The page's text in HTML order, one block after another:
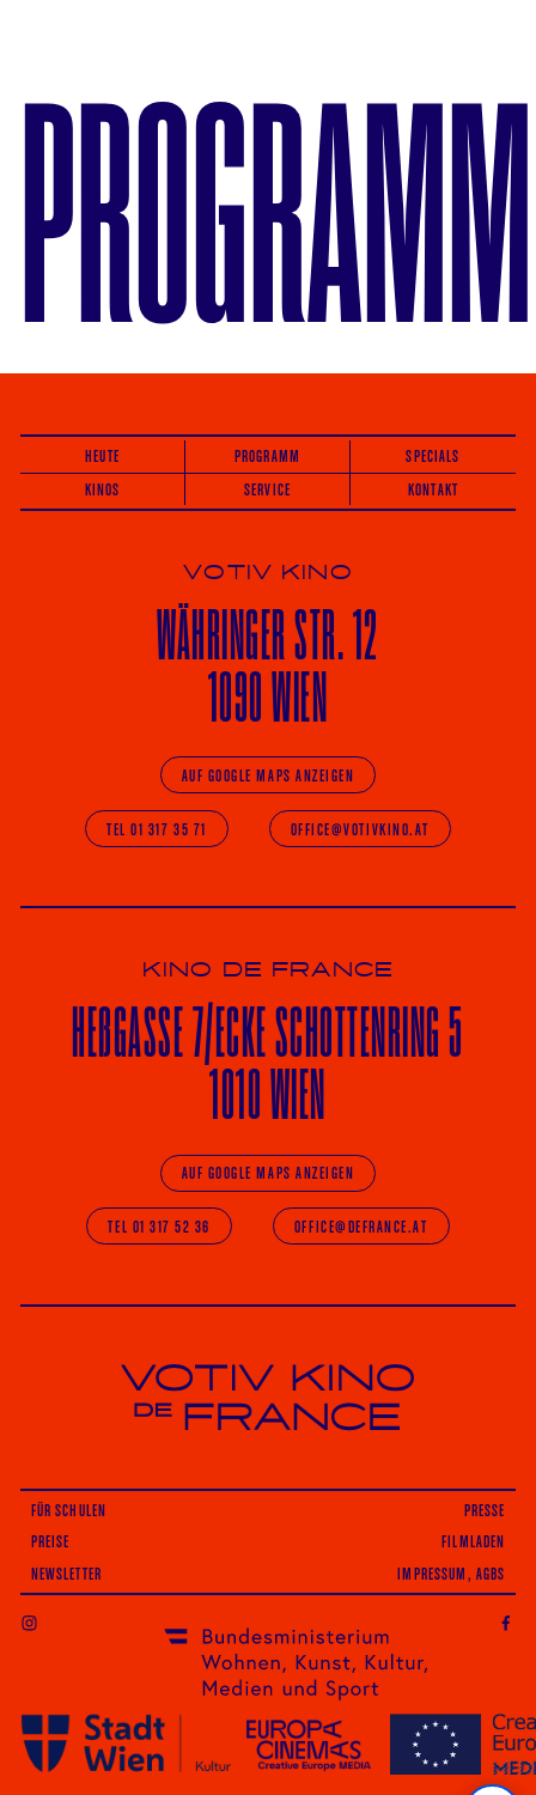
PROGRAMM
HEUTE PROGRAMM
SPECIALS
KINOS
SERVICE KONTAKT
VOTIV KINO
WÄHRINGERSTR. 12
1090 WIEN
AUF GOOGLE MAPS ANZEIGEN
TEL 01 317 35 71 OFFICE@VOTIVKINO.AT
KINO DE FRANCE
HEßGASSE 7/ECKESCHOTTENRING 5
1010 WIEN
AUF GOOGLE MAPS ANZEIGEN
TEL 01 317 52 36 OFFICE@DEFRANCE.AT
Votiv Kino und Kino De France in Wien
FÜR SCHULEN
PRESSE
PREISE
FILMLADEN
NEWSLETTER IMPRESSUM, AGBS